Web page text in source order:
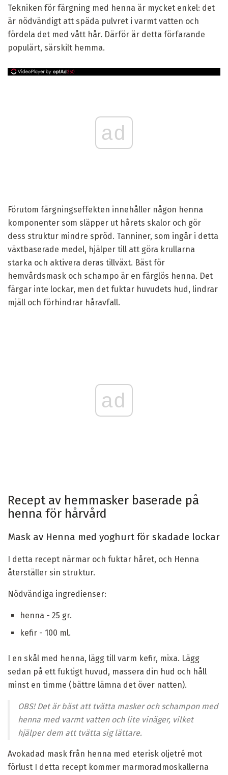
Tekniken för färgning med henna är mycket enkel: det
är nödvändigt att späda pulvret i varmt vatten och
fördela det med vått hår. Därför är detta förfarande
populärt, särskilt hemma.
ad
Förutom färgningseffekten innehåller någon henna
komponenter som släpper ut hårets skalor och gör
dess struktur mindre spröd. Tanniner, som ingår i detta
växtbaserade medel, hjälper till att göra krullarna
starka och aktivera deras tillväxt. Bäst för
hemvårdsmask och schampo är en färglös henna. Det
färgar inte lockar, men det fuktar huvudets hud, lindrar
mjäll och förhindrar håravfall.
ad
Recept av hemmasker baserade på
henna för hårvård
Mask av Henna med yoghurt för skadade lockar
I detta recept närmar och fuktar håret, och Henna
återställer sin struktur.
Nödvändiga ingredienser:
henna - 25 gr.
kefir - 100 ml.
I en skål med henna, lägg till varm kefir, mixa. Lägg
sedan på ett fuktigt huvud, massera din hud och håll
minst en timme (bättre lämna det över natten).
OBS! Det är bäst att tvätta masker och schampon med
henna med varmt vatten och lite vinäger, vilket
hjälper dem att tvätta sig lättare.
Avokadad mask från henna med eterisk oljetré mot
förlust I detta recept kommer marmoradmoskallerna